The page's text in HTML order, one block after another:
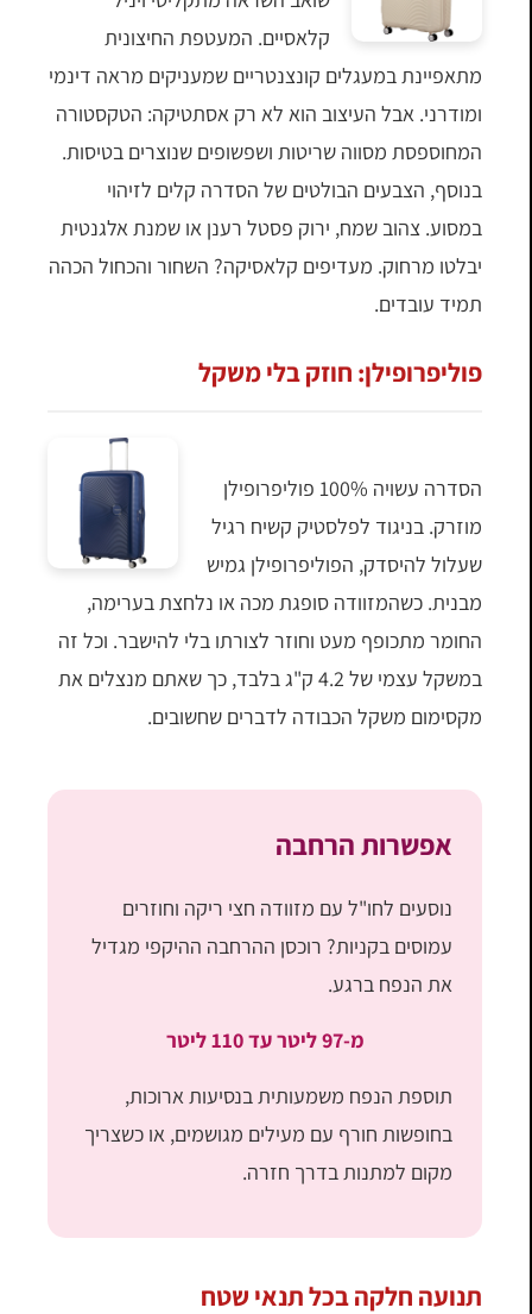
קלאסיים. המעטפת החיצונית
מתאפיינת במעגלים קונצנטריים שמעניקים מראה דינמי
ומודרני. אבל העיצוב הוא לא רק אסתטיקה: הטקסטורה
המחוספסת מסווה שריטות ושפשופים שנוצרים בטיסות.
בנוסף, הצבעים הבולטים של הסדרה קלים לזיהוי
במסוע. צהוב שמח, ירוק פסטל רענן או שמנת אלגנטית
יבלטו מרחוק. מעדיפים קלאסיקה? השחור והכחול הכהה
תמיד עובדים.
פוליפרופילן: חוזק בלי משקל
הסדרה עשויה 100% פוליפרופילן
מוזרק. בניגוד לפלסטיק קשיח רגיל
שעלול להיסדק, הפוליפרופילן גמיש
מבנית. כשהמזוודה סופגת מכה או נלחצת בערימה,
החומר מתכופף מעט וחוזר לצורתו בלי להישבר. וכל זה
במשקל עצמי של 4.2 ק"ג בלבד, כך שאתם מנצלים את
מקסימום משקל הכבודה לדברים שחשובים.
אפשרות הרחבה
נוסעים לחו"ל עם מזוודה חצי ריקה וחוזרים
עמוסים בקניות? רוכסן ההרחבה ההיקפי מגדיל
את הנפח ברגע.
מ-97 ליטר עד 110 ליטר
תוספת הנפח משמעותית בנסיעות ארוכות,
בחופשות חורף עם מעילים מגושמים, או כשצריך
מקום למתנות בדרך חזרה.
תנועה חלקה בכל תנאי שטח